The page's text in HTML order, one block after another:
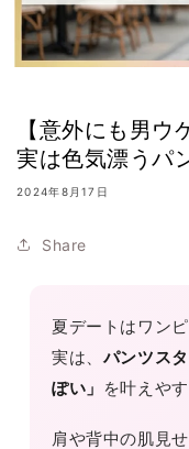
【意外にも男ウ
実は色気漂うパ
2024年8月17日
Share
夏デートはワン
実は、パンツス
ぽい」
を叶えや
肩や背中の肌見